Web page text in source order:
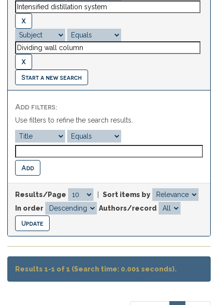
Start a new search
Add filters:
Use filters to refine the search results.
Results/Page
Sort items by
In order
Authors/record
Results 1-1 of 1 (Search time: 0.001 seconds).